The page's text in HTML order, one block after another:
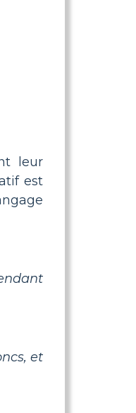
leur
est
et